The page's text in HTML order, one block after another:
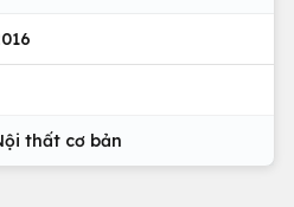
thất cơ bản